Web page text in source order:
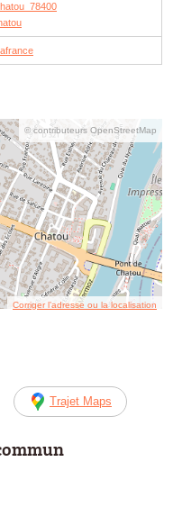
© contributeurs OpenStreetMap
Corriger l’adresse ou la localisation
Trajet Maps